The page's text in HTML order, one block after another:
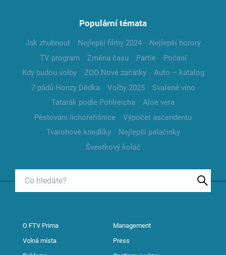
Populární témata
Jak zhubnout Nejlepší filmy 2024
Nejlepší horory
TV program
Změna času Partie
Počasí
Kdy budou volby
ZOO Nové začátky
Auto – katalog
7 pádů Honzy Dědka
Volby 2025
Svařené víno
Tatarák podle Pohlreicha
Aloe vera
Pěstování lichořeřišnice
Výpočet ascendentu
Tvarohové knedlíky
Nejlepší palačinky
Švestkový koláč
O FTV Prima Management
Volná místa Press